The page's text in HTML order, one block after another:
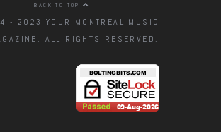
BACK TO TOP
- 2023 YOUR MONTREAL MUSIC
ALL RIGHTS RESERVED.